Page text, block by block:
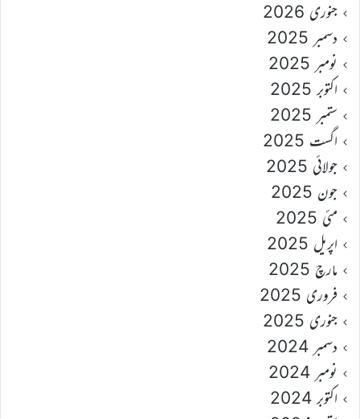
جنوری 2026
دسمبر 2025
نومبر 2025
اکتوبر 2025
ستمبر 2025
اگست 2025
جولائی 2025
جون 2025
مئی 2025
اپریل 2025
مارچ 2025
فروری 2025
جنوری 2025
دسمبر 2024
نومبر 2024
اکتوبر 2024